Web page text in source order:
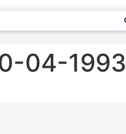
04-1993